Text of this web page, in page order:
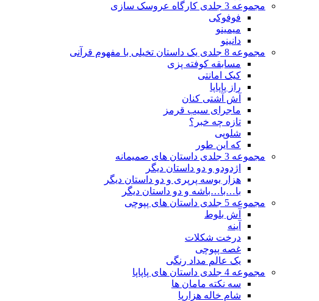
مجموعه 3 جلدی کارگاه عروسک سازی
فوفوکی
میمینو
دانینو
مجموعه 8 جلدی یک داستان تخیلی با مفهوم قرآنی
مسابقه کوفته پزی
کیک امانتی
راز پاپاپا
آش آشتی کنان
ماجرای سیب قرمز
تازه چه خبر؟
شلوپی
که این طور
مجموعه 3 جلدی داستان های صمیمانه
اژدودو و دو داستان دیگر
هزار بوسه پرپری و دو داستان دیگر
با…با…باشه و دو داستان دیگر
مجموعه 5 جلدی داستان های پپوچی
آش بلوط
آینه
درخت شکلات
غصه پپوچی
یک عالم مداد رنگی
مجموعه 4 جلدی داستان های پاپاپا
سه نکته مامان ها
شام خاله هزارپا